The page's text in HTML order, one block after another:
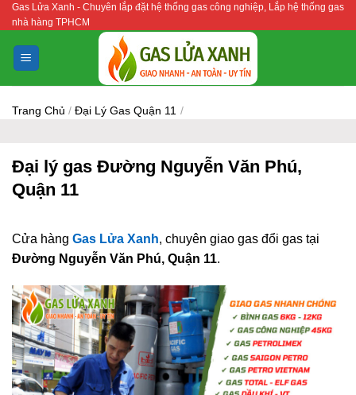
Bỏ
qua
nội
dung
Gas Lửa Xanh - Chuyên lắp đặt hệ thống gas công nghiệp, Lắp hệ thống gas
nhà hàng TPHCM
Trang Chủ / Đại Lý Gas Quận 11 /
Đại lý gas Đường Nguyễn Văn Phú,
Quận 11
Cửa hàng Gas Lửa Xanh, chuyên giao gas đổi gas tại
Đường Nguyễn Văn Phú, Quận 11.